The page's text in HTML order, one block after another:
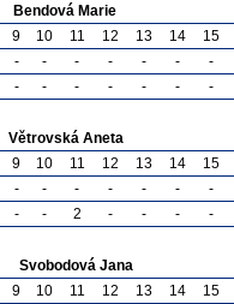
Bendová Marie
9 10 11 12 13 14 15
- - - - - - -
- - - - - - -
Větrovská Aneta
9 10 11 12 13 14 15
- - - - - - -
- - 2 - - - -
Svobodová Jana
9 10 11 12 13 14 15